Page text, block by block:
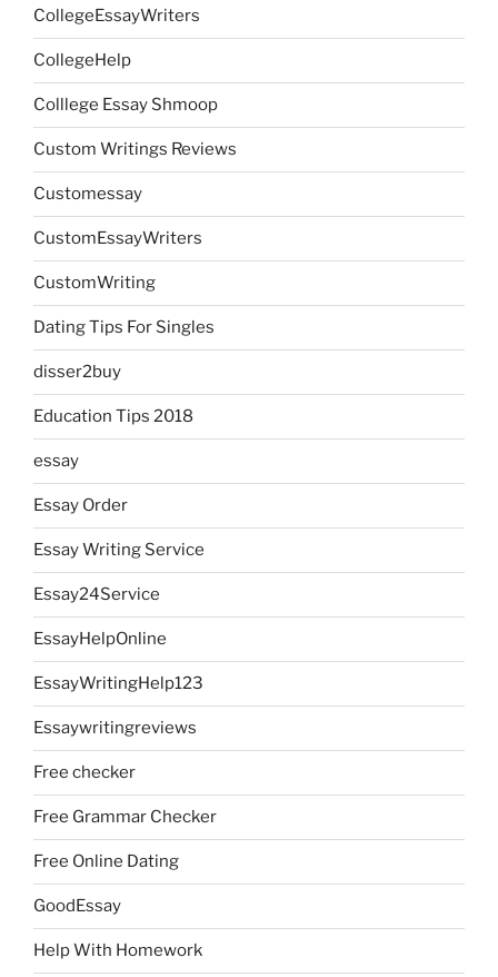
CollegeEssayWriters
CollegeHelp
Colllege Essay Shmoop
Custom Writings Reviews
Customessay
CustomEssayWriters
CustomWriting
Dating Tips For Singles
disser2buy
Education Tips 2018
essay
Essay Order
Essay Writing Service
Essay24Service
EssayHelpOnline
EssayWritingHelp123
Essaywritingreviews
Free checker
Free Grammar Checker
Free Online Dating
GoodEssay
Help With Homework